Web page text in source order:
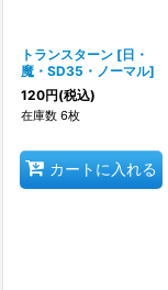
トランスターン [日・
魔・SD35・ノーマル]
120円(税込)
在庫数 6枚
カートに入れる